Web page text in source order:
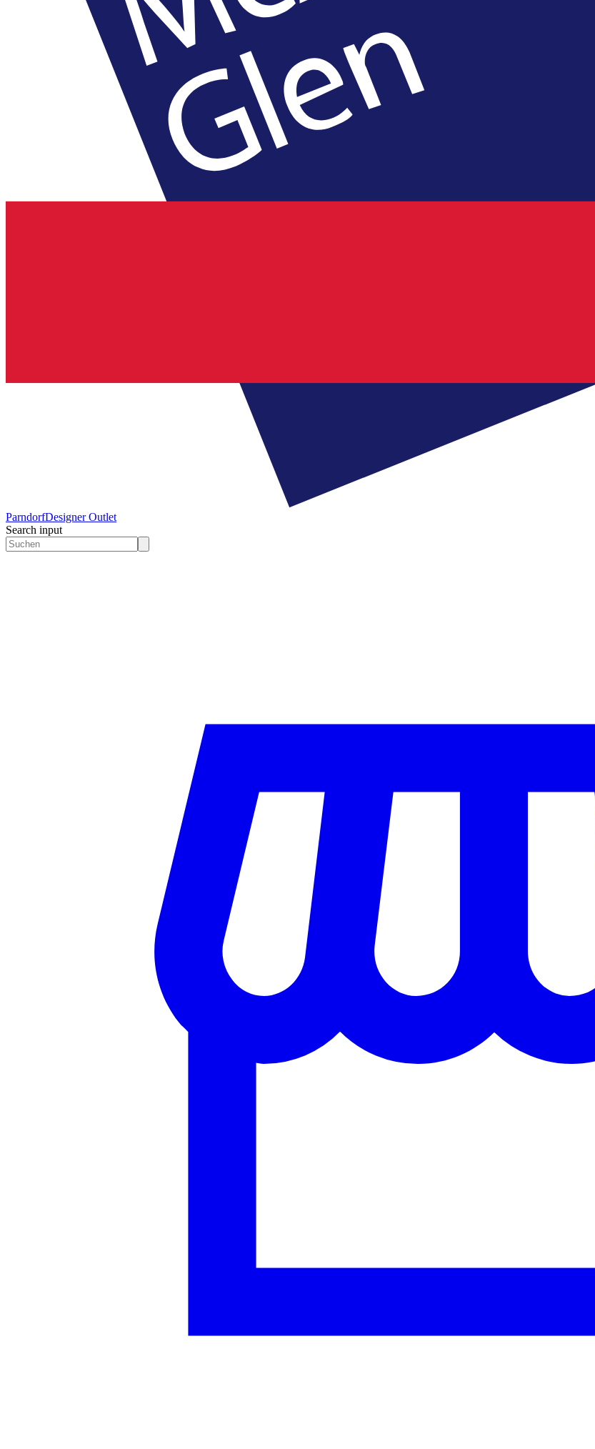
ParndorfDesigner Outlet
Search input